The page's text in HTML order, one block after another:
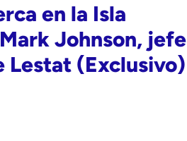
en la Isla
Johnson, jefe
Lestat (Exclusivo)